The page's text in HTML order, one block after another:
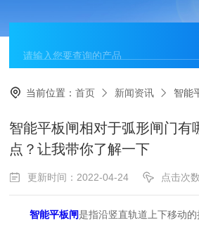
当前位置：首页 新闻资讯 智能平板闸
智能平板闸相对于弧形闸门有
点？让我带你了解一下
更新时间：2022-04-24 点击次
智能平板闸是指沿竖直轨道上下移动